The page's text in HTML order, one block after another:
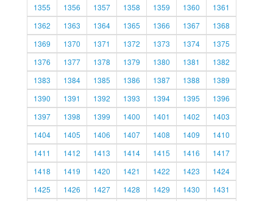
1355
1356 1357 1358 1359 1360
1361
1362
1363 1364 1365 1366 1367
1368
1369
1370 1371 1372 1373 1374
1375
1376
1377 1378 1379 1380 1381
1382
1383
1384 1385 1386 1387 1388
1389
1390
1391 1392 1393 1394 1395
1396
1397
1398 1399 1400 1401 1402
1403
1404
1405 1406 1407 1408 1409
1410
1411
1412 1413 1414 1415 1416
1417
1418
1419 1420 1421 1422 1423
1424
1425
1426 1427 1428 1429 1430 1431